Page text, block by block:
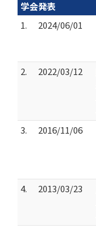
学会発表
1.
2024/06/01
2.
2022/03/12
3.
2016/11/06
4.
2013/03/23